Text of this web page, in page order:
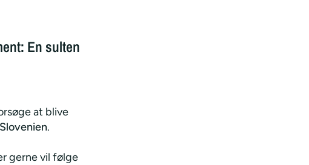
En sulten
at blive
Slovenien.
gerne vil følge